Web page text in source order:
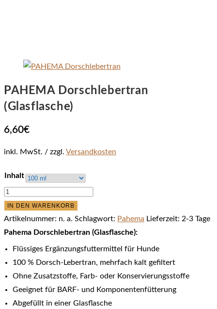
PAHEMA Dorschlebertran
(Glasflasche)
6,60€
inkl. MwSt. zzgl. Versandkosten
Inhalt
PAHEMA
Dorschlebertran
(Glasflasche)
Menge
IN DEN WARENKORB
Artikelnummer: n. a. Schlagwort: Pahema Lieferzeit: 2-3 Tage
Pahema Dorschlebertran (Glasflasche):
Flüssiges Ergänzungsfuttermittel für Hunde
100 % Dorsch-Lebertran, mehrfach kalt gefiltert
Ohne Zusatzstoffe, Farb- oder Konservierungsstoffe
Geeignet für BARF- und Komponentenfütterung
Abgefüllt in einer Glasflasche